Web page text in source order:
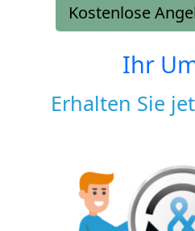
Kostenlose
Ihr
Erhalten Sie